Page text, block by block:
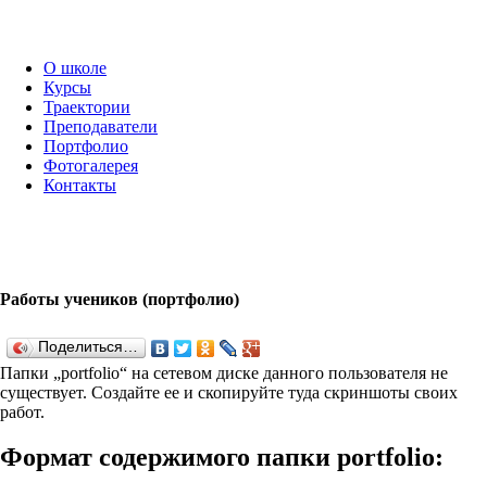
О школе
Курсы
Траектории
Преподаватели
Портфолио
Фотогалерея
Контакты
Работы учеников (портфолио)
Поделиться…
Папки „port­fo­lio“ на сетевом диске данного пользователя не
существует. Создайте ее и скопируйте туда скриншоты своих
работ.
Формат содержимого папки port­fo­lio: